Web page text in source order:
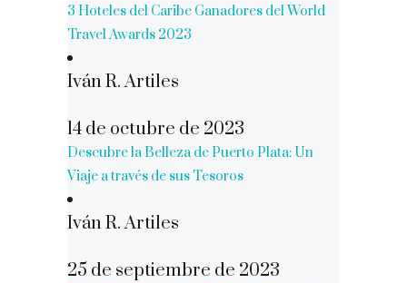
3 Hoteles del Caribe Ganadores del World
Travel Awards 2023
Iván R. Artiles
14 de octubre de 2023
Descubre la Belleza de Puerto Plata: Un
Viaje a través de sus Tesoros
Iván R. Artiles
25 de septiembre de 2023